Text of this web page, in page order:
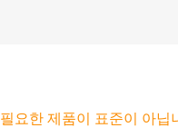
필요한 제품이 표준이 아닙